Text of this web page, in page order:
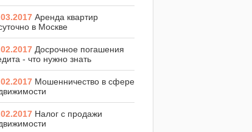
Аренда квартир
в Москве
Досрочное погашения
- что нужно знать
Мошенничество в сфере
Налог с продажи